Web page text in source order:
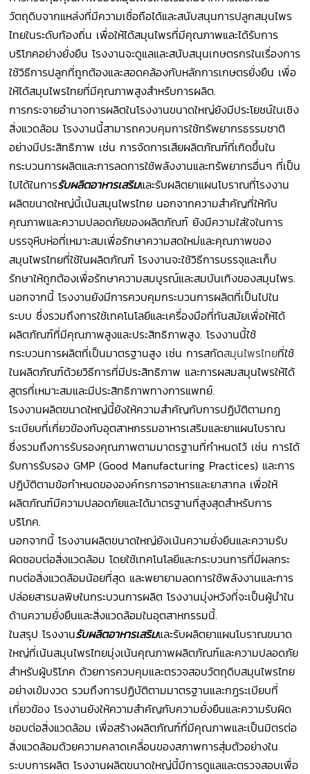
วัตถุดิบจากแหล่งที่มีความเชื่อถือได้และสนับสนุนการปลูกสมุนไพร
ไทยในระดับท้องถิ่น เพื่อให้ได้สมุนไพรที่มีคุณภาพและได้รับการ
บริโภคอย่างยั่งยืน โรงงานจะดูแลและสนับสนุนเกษตรกรในเรื่องการ
ใช้วิธีการปลูกที่ถูกต้องและสอดคล้องกับหลักการเกษตรยั่งยืน เพื่อ
ให้ได้สมุนไพรไทยที่มีคุณภาพสูงสำหรับการผลิต.
การกระจายอำนาจการผลิตในโรงงานขนาดใหญ่ยังมีประโยชน์ในเชิง
สิ่งแวดล้อม โรงงานนี้สามารถควบคุมการใช้ทรัพยากรธรรมชาติ
อย่างมีประสิทธิภาพ เช่น การจัดการเสียผลิตภัณฑ์ที่เกิดขึ้นใน
กระบวนการผลิตและการลดการใช้พลังงานและทรัพยากรอื่นๆ ที่เป็น
ไปได้ในการรับผลิตอาหารเสริมและรับผลิตยาแผนโบราณที่โรงงาน
ผลิตขนาดใหญ่นี้เน้นสมุนไพรไทย นอกจากความสำคัญที่ให้กับ
คุณภาพและความปลอดภัยของผลิตภัณฑ์ ยังมีความใส่ใจในการ
บรรจุหีบห่อที่เหมาะสมเพื่อรักษาความสดใหม่และคุณภาพของ
สมุนไพรไทยที่ใช้ในผลิตภัณฑ์ โรงงานจะใช้วิธีการบรรจุและเก็บ
รักษาให้ถูกต้องเพื่อรักษาความสมบูรณ์และสมบันเทิงของสมุนไพร.
นอกจากนี้ โรงงานยังมีการควบคุมกระบวนการผลิตที่เป็นไปใน
ระบบ ซึ่งรวมถึงการใช้เทคโนโลยีและเครื่องมือที่ทันสมัยเพื่อให้ได้
ผลิตภัณฑ์ที่มีคุณภาพสูงและประสิทธิภาพสูง. โรงงานนี้ใช้
กระบวนการผลิตที่เป็นมาตรฐานสูง เช่น การสกัดสมุนไพรไทยที่ใช้
ในผลิตภัณฑ์ด้วยวิธีการที่มีประสิทธิภาพ และการผสมสมุนไพรให้ได้
สูตรที่เหมาะสมและมีประสิทธิภาพทางการแพทย์.
โรงงานผลิตขนาดใหญ่นี้ยังให้ความสำคัญกับการปฏิบัติตามกฎ
ระเบียบที่เกี่ยวข้องกับอุตสาหกรรมอาหารเสริมและยาแผนโบราณ
ซึ่งรวมถึงการรับรองคุณภาพตามมาตรฐานที่กำหนดไว้ เช่น การได้
รับการรับรอง GMP (Good Manufacturing Practices) และการ
ปฏิบัติตามข้อกำหนดขององค์กรการอาหารและยาสากล เพื่อให้
ผลิตภัณฑ์มีความปลอดภัยและได้มาตรฐานที่สูงสุดสำหรับการ
บริโภค.
นอกจากนี้ โรงงานผลิตขนาดใหญ่ยังเน้นความยั่งยืนและความรับ
ผิดชอบต่อสิ่งแวดล้อม โดยใช้เทคโนโลยีและกระบวนการที่มีผลกระ
ทบต่อสิ่งแวดล้อมน้อยที่สุด และพยายามลดการใช้พลังงานและการ
ปล่อยสารมลพิษในกระบวนการผลิต โรงงานมุ่งหวังที่จะเป็นผู้นำใน
ด้านความยั่งยืนและสิ่งแวดล้อมในอุตสาหกรรมนี้.
ในสรุป โรงงานรับผลิตอาหารเสริมและรับผลิตยาแผนโบราณขนาด
ใหญ่ที่เน้นสมุนไพรไทยมุ่งเน้นคุณภาพผลิตภัณฑ์และความปลอดภัย
สำหรับผู้บริโภค ด้วยการควบคุมและตรวจสอบวัตถุดิบสมุนไพรไทย
อย่างเข้มงวด รวมถึงการปฏิบัติตามมาตรฐานและกฎระเบียบที่
เกี่ยวข้อง โรงงานยังให้ความสำคัญกับความยั่งยืนและความรับผิด
ชอบต่อสิ่งแวดล้อม เพื่อสร้างผลิตภัณฑ์ที่มีคุณภาพและเป็นมิตรต่อ
สิ่งแวดล้อมด้วยความคลาดเคลื่อนของสภาพการสุ่มตัวอย่างใน
ระบบการผลิต โรงงานผลิตขนาดใหญ่นี้มีการดูแลและตรวจสอบเพื่อ